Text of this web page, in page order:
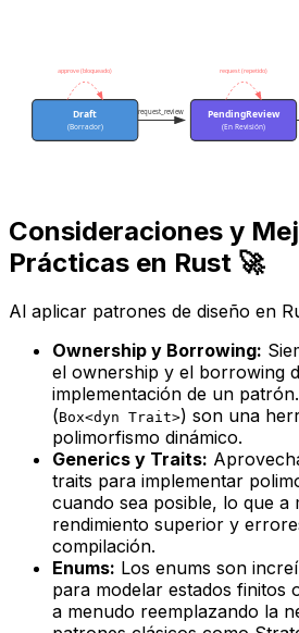
Draft
(Borrador)
PendingReview
(En Revisión)
request_review
approve (bloqueado) request (repetido)
Consideraciones y
Prácticas en Rust 🚀
Al aplicar patrones de diseño en
Ownership y Borrowing:
el ownership y el borrowing
implementación de un
(Box<dyn Trait>) son una
polimorfismo dinámico.
Generics y Traits:
traits para implementar
cuando sea posible, lo que a
rendimiento superior y
compilación.
Enums: Los enums son
para modelar estados finitos
a menudo reemplazando la